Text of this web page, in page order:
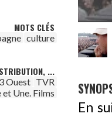
MOTS CLÉS
culture
...
Ouest TVR
Une. Films
En